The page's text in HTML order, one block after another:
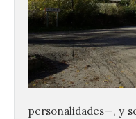
personalidades—, y